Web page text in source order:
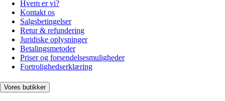
Hvem er vi?
Kontakt os
Salgsbetingelser
Retur & refundering
Juridiske oplysninger
Betalingsmetoder
Priser og forsendelsesmuligheder
Fortrolighedserklæring
Vores butikker